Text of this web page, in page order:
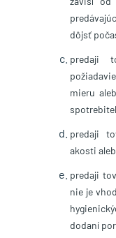
dôjsť
predaji
mieru
predaji
akosti
predaji
nie je
dodaní